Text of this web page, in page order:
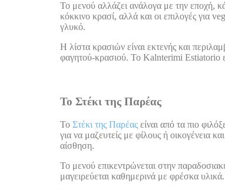
Το μενού αλλάζει ανάλογα με την εποχή,
κόκκινο κρασί, αλλά και οι επιλογές για
γλυκό.
Η λίστα κρασιών είναι εκτενής και
φαγητού-κρασιού. Το Kalnterimi Estiatorio
Το Στέκι της Παρέας
Το Στέκι της Παρέας είναι από τα πιο
για να μαζευτείς με φίλους ή οικογένεια
αίσθηση.
Το μενού επικεντρώνεται στην
μαγειρεύεται καθημερινά με φρέσκα